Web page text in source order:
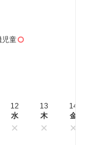
児童
12
水
13
木
14
金